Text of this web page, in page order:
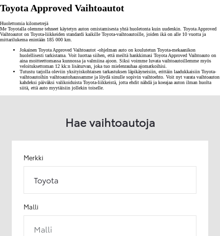
Toyota Approved Vaihtoautot
Huolettomia kilometrejä
Me Toyotalla olemme tehneet käytetyn auton omistamisesta yhtä huoletonta kuin uudenkin. Toyota Approved
Vaihtoautot on Toyota-liikkeiden standardi kaikille Toyota-vaihtoautoille, joiden ikä on alle 10 vuotta ja
mittarilukema enintään 185 000 km.
Jokainen Toyota Approved Vaihtoautot -ohjelman auto on koulutetun Toyota-mekaanikon
huolellisesti tarkistama. Voit luottaa siihen, että meiltä hankkimasi Toyota Approved Vaihtoauto on
aina moitteettomassa kunnossa ja valmiina ajoon. Siksi voimme luvata vaihtoautoillemme myös
veloituksettoman 12 kk:n lisäturvan, joka tuo mielenrauhaa ajomatkoihisi.
Tutustu tarjolla oleviin yksityiskohtaisen tarkastuksen läpikäyneisiin, erittäin laadukkaisiin Toyota-
vaihtoautoihin vaihtoautohaussamme ja löydä sinulle sopivin vaihtoehto. Voit nyt varata vaihtoauton
kahdeksi päiväksi valikoiduista Toyota-liikkeistä, jotta ehdit nähdä ja koeajaa auton ilman huolta
siitä, että auto myytäisiin jollekin toiselle.
Hae vaihtoautoja
Merkki
Toyota
Malli
Malli